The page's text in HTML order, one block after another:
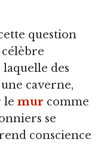
question
des
caverne,
le mur comme
se
conscience